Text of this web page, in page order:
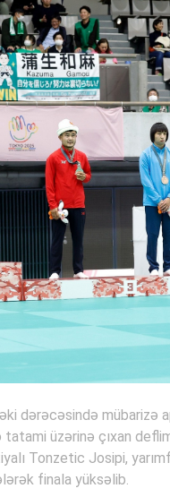
dərəcəsində mübarizə
tatami üzərinə çıxan
Tonzetic Josipi,
finala yüksəlib.